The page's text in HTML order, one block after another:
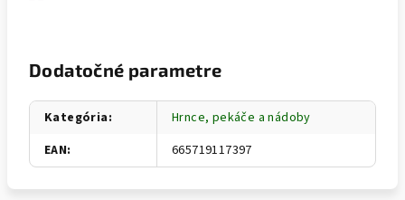
Dodatočné parametre
Kategória:
Hrnce, pekáče a nádoby
EAN: 665719117397